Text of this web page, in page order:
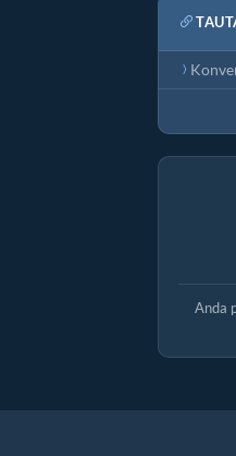
Anda